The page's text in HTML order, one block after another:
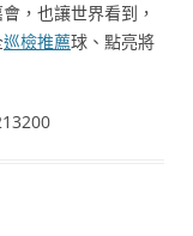
，也讓世界看到，
巡檢推薦球、點亮將